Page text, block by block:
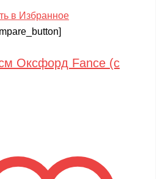
в Избранное
Оксфорд Fance (с